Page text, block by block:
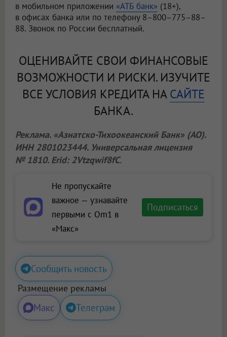
в мобильном приложении «АТБ банк» (18+),
в офисах банка или по телефону 8–800–775–88–
88. Звонок по России бесплатный.
ОЦЕНИВАЙТЕ СВОИ ФИНАНСОВЫЕ
ВОЗМОЖНОСТИ И РИСКИ. ИЗУЧИТЕ
ВСЕ УСЛОВИЯ КРЕДИТА НАСАЙТЕ
БАНКА.
Реклама. «Азиатско-Тихоокеанский Банк» (АО).
ИНН 2801023444. Универсальная лицензия
№ 1810. Erid: 2Vtzqwif8fC.
Не пропускайте
важное — узнавайте
первыми с Om1 в
«Макс»
Подписаться
Сообщить новость
Размещение рекламы
Макс Телеграм